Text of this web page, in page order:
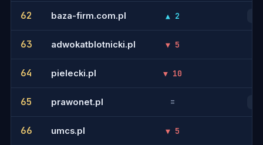
62 baza-firm.com.pl ▲ 2
63 adwokatblotnicki.pl ▼ 5
64 pielecki.pl ▼ 10
65 prawonet.pl =
66 umcs.pl ▼ 5